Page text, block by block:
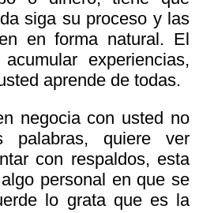
siga su proceso y las
en forma natural. El
experiencias,
aprende de todas.
negocia con usted no
palabras, quiere ver
con respaldos, esta
personal en que se
lo grata que es la